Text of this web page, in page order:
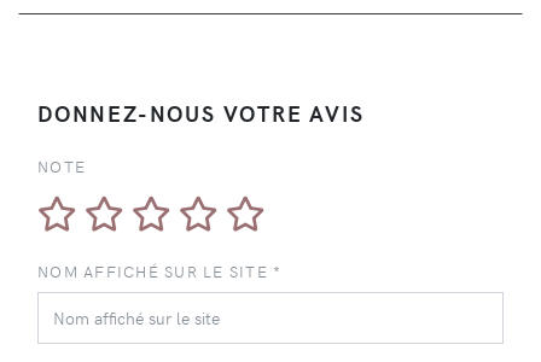
DONNEZ-NOUS VOTRE AVIS
NOTE
NOM AFFICHÉ SUR LE SITE *